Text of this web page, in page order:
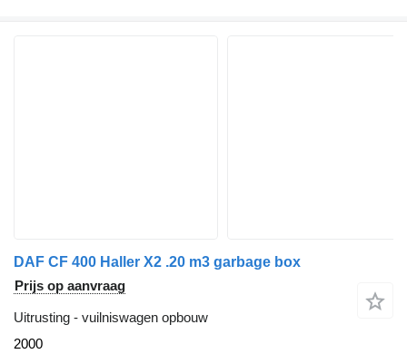
DAF CF 400 Haller X2 .20 m3 garbage box
Prijs op aanvraag
Uitrusting - vuilniswagen opbouw
2000